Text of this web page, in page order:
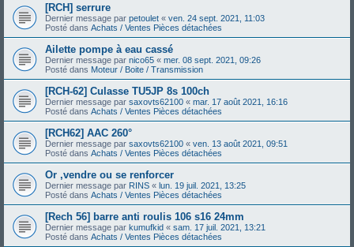
[RCH] serrure
Dernier message par petoulet « ven. 24 sept. 2021, 11:03
Posté dans Achats / Ventes Pièces détachées
Ailette pompe à eau cassé
Dernier message par nico65 « mer. 08 sept. 2021, 09:26
Posté dans Moteur / Boite / Transmission
[RCH-62] Culasse TU5JP 8s 100ch
Dernier message par saxovts62100 « mar. 17 août 2021, 16:16
Posté dans Achats / Ventes Pièces détachées
[RCH62] AAC 260°
Dernier message par saxovts62100 « ven. 13 août 2021, 09:51
Posté dans Achats / Ventes Pièces détachées
Or ,vendre ou se renforcer
Dernier message par RINS « lun. 19 juil. 2021, 13:25
Posté dans Achats / Ventes Pièces détachées
[Rech 56] barre anti roulis 106 s16 24mm
Dernier message par kumufkid « sam. 17 juil. 2021, 13:21
Posté dans Achats / Ventes Pièces détachées